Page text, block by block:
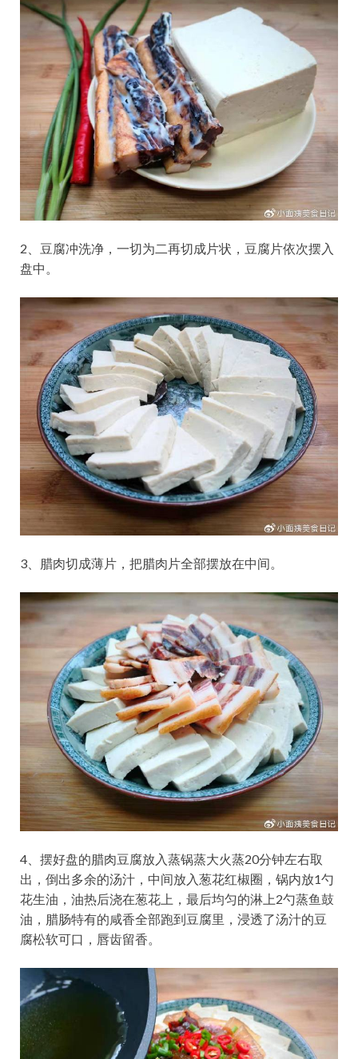
2、豆腐冲洗净，一切为二再切成片状，豆腐片依次摆入
盘中。
3、腊肉切成薄片，把腊肉片全部摆放在中间。
4、摆好盘的腊肉豆腐放入蒸锅蒸大火蒸20分钟左右取
出，倒出多余的汤汁，中间放入葱花红椒圈，锅内放1勺
花生油，油热后浇在葱花上，最后均匀的淋上2勺蒸鱼鼓
油，腊肠特有的咸香全部跑到豆腐里，浸透了汤汁的豆
腐松软可口，唇齿留香。